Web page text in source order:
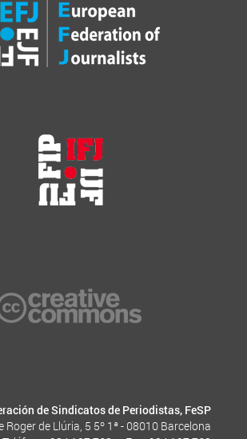
de Sindicatos de Periodistas, FeSP
Roger de Llúria, 5 5º 1ª - 08010 Barcelona